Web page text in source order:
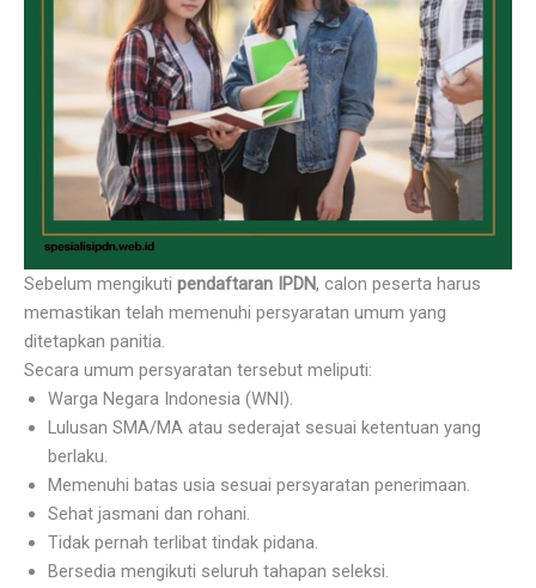
Sebelum mengikuti pendaftaran IPDN, calon peserta harus
memastikan telah memenuhi persyaratan umum yang
ditetapkan panitia.
Secara umum persyaratan tersebut meliputi:
Warga Negara Indonesia (WNI).
Lulusan SMA/MA atau sederajat sesuai ketentuan yang
berlaku.
Memenuhi batas usia sesuai persyaratan penerimaan.
Sehat jasmani dan rohani.
Tidak pernah terlibat tindak pidana.
Bersedia mengikuti seluruh tahapan seleksi.